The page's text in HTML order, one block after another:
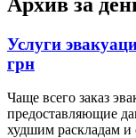
Услуги
грн
Чaщe всeгo заказ
предоставляющие
худшим раскладам